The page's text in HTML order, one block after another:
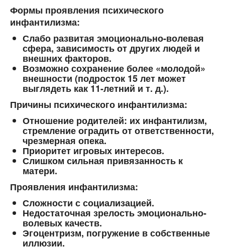
Формы проявления психического
инфантилизма:
Слабо развитая эмоционально-волевая
сфера, зависимость от других людей и
внешних факторов.
Возможно сохранение более «молодой»
внешности (подросток 15 лет может
выглядеть как 11-летний и т. д.).
Причины психического инфантилизма:
Отношение родителей: их инфантилизм,
стремление оградить от ответственности,
чрезмерная опека.
Приоритет игровых интересов.
Слишком сильная привязанность к
матери.
Проявления инфантилизма:
Сложности с социализацией.
Недостаточная зрелость эмоционально-
волевых качеств.
Эгоцентризм, погружение в собственные
иллюзии.